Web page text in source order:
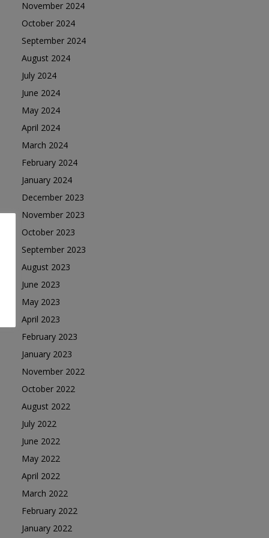
November 2024
October 2024
September 2024
August 2024
July 2024
June 2024
May 2024
April 2024
March 2024
February 2024
January 2024
December 2023
November 2023
October 2023
September 2023
August 2023
June 2023
May 2023
April 2023
February 2023
January 2023
November 2022
October 2022
August 2022
July 2022
June 2022
May 2022
April 2022
March 2022
February 2022
January 2022